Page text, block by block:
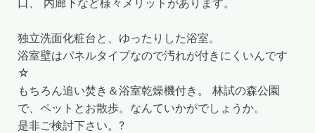
独立洗面化粧台と、ゆったりした浴室。
浴室壁はパネルタイプなので汚れが付きにくいんです
☆
もちろん追い焚き＆浴室乾燥機付き。 林試の森公園
で、ペットとお散歩。なんていかがでしょうか。
是非ご検討下さい。?